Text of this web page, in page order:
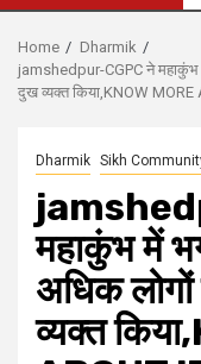
Home
Dharmik
jamshedpur-CGPC ने
दुख व्यक्त किया,KNOW MORE
Dharmik Sikh
महाकुंभ में
अधिक
व्यक्त